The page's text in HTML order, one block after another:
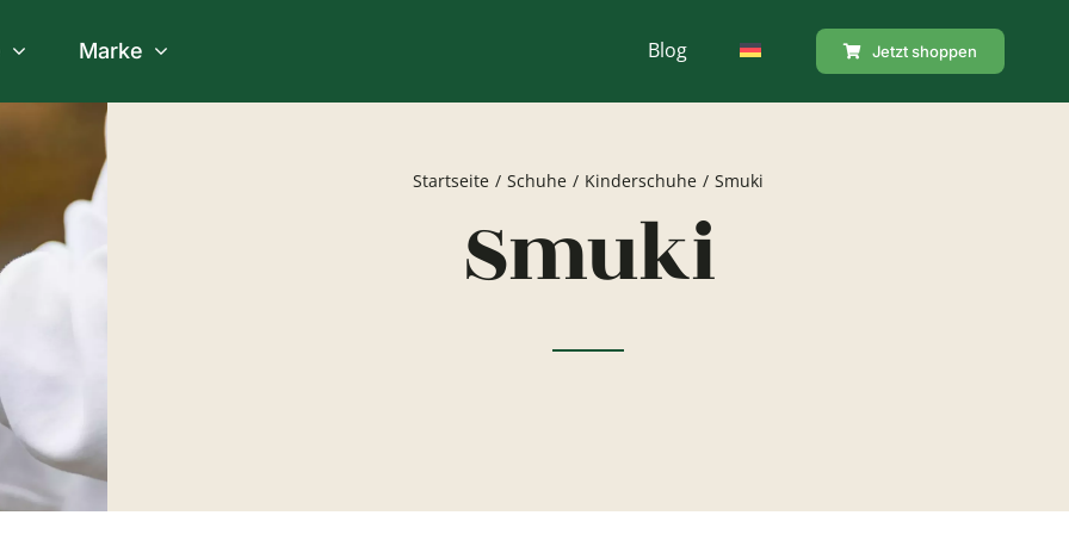
Kinderschuhe
Marke Blog Jetzt shoppen
Startseite Schuhe Kinderschuhe Smuki
Smuki